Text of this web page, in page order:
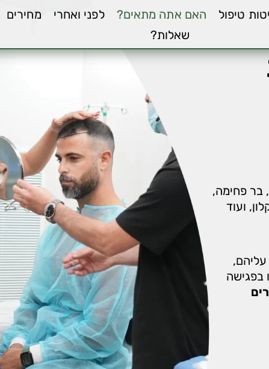
טיפול האם אתה מתאים? לפני ואחרי מחירים
שאלות?
בר פחימה,
ועוד
עליהם,
בפגישה